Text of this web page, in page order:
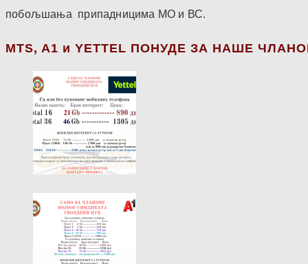
побољшања припадницима МО и ВС.
МТS, A1 и YETTEL ПОНУДЕ ЗА НАШЕ